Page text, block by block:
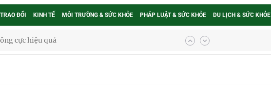
ĐỔI KINH TẾ MÔI TRƯỜNG & SỨC KHỎE PHÁP LUẬT & SỨC KHỎE DU LỊCH & SỨC KHỎE
gia